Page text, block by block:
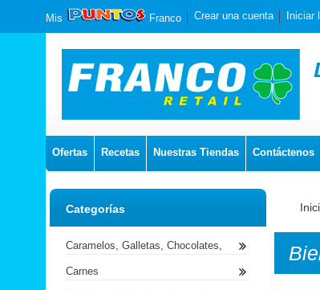
Mis Franco Crear una cuenta Iniciar
Ofertas Recetas Nuestras Tiendas Contáctenos
Categorías
Caramelos, Galletas, Chocolates,
Carnes